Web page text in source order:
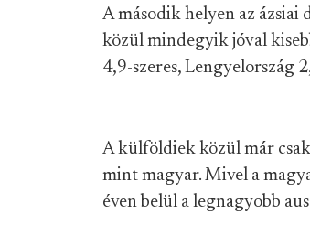
A második helyen az ázsiai
közül mindegyik jóval
4,9-szeres, Lengyelország
A külföldiek közül már
mint magyar. Mivel a
éven belül a legnagyobb